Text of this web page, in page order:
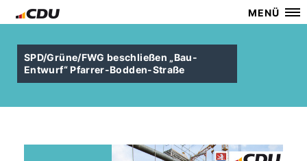
MENÜ
SPD/Grüne/FWG beschließen „Bau-
Entwurf“ Pfarrer-Bodden-Straße